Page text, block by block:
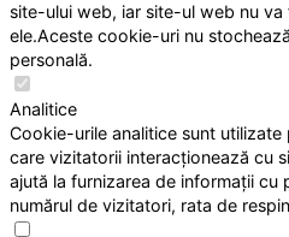
site-ului web, iar site-ul web nu
ele.Aceste cookie-uri nu
personală.
Analitice
Cookie-urile analitice sunt
care vizitatorii interacționează cu
ajută la furnizarea de informații cu
numărul de vizitatori, rata de